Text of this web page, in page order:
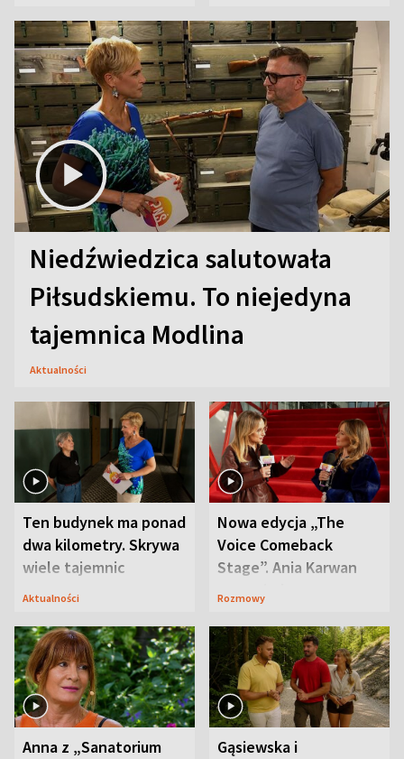
Niedźwiedzica salutowała
Piłsudskiemu. To niejedyna
tajemnica Modlina
Aktualności
Ten budynek ma ponad
dwa kilometry. Skrywa
wiele tajemnic
Aktualności
Nowa edycja „The
Voice Comeback
Stage”. Ania Karwan
zapowiada
Rozmowy
Anna z „Sanatorium
Gąsiewska i